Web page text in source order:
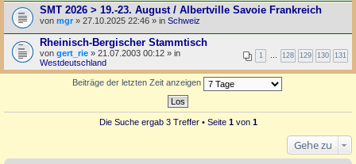
SMT 2026 > 19.-23. August / Albertville Savoie Frankreich
von mgr » 27.10.2025 22:46 » in Schweiz
Rheinisch-Bergischer Stammtisch
1 128 129 130 131
von gert_rie » 21.07.2003 00:12 » in
Westdeutschland
Beiträge der letzten Zeit anzeigen
Die Suche ergab 3 Treffer • Seite 1von 1
Gehe zu